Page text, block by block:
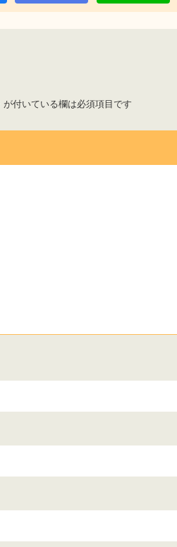
が付いている欄は必須項目です